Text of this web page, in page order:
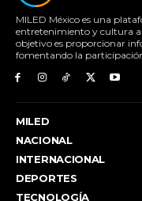
MILED México es una
entretenimiento y cultura a
objetivo es proporcionar
fomentando la
MILED
NACIONAL
INTERNACIONAL
DEPORTES
TECNOLOGÍA